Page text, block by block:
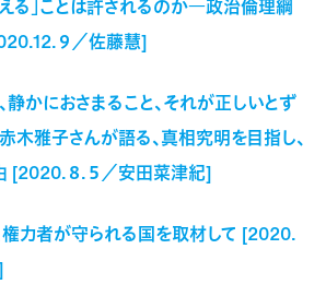
る」ことは許されるのか―政治倫理綱
９／佐藤慧]
静かにおさまること、それが正しいとず
木雅子さんが語る、真相究明を目指し、
[2020.８.５／安田菜津紀]
権力者が守られる国を取材して [2020.